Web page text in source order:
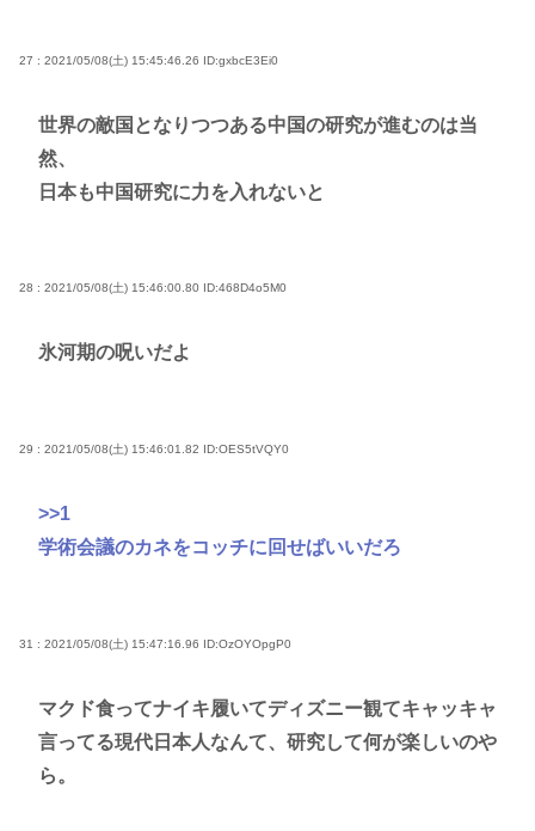
27 : 2021/05/08(土) 15:45:46.26 ID:gxbcE3Ei0
世界の敵国となりつつある中国の研究が進むのは当
然、
日本も中国研究に力を入れないと
28 : 2021/05/08(土) 15:46:00.80 ID:468D4o5M0
氷河期の呪いだよ
29 : 2021/05/08(土) 15:46:01.82 ID:OES5tVQY0
>>1
学術会議のカネをコッチに回せばいいだろ
31 : 2021/05/08(土) 15:47:16.96 ID:OzOYOpgP0
マクド食ってナイキ履いてディズニー観てキャッキャ
言ってる現代日本人なんて、研究して何が楽しいのや
ら。